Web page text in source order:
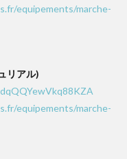
equipements/marche-
リアル)
equipements/marche-